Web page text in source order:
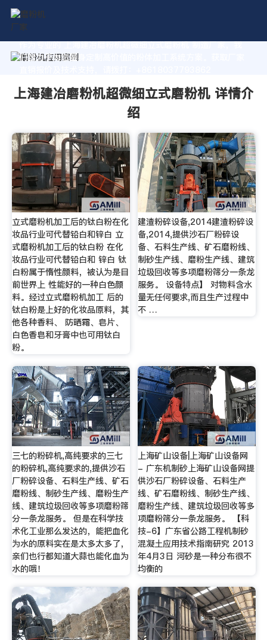
作为专业的 上海建冶磨粉机超微细立式磨粉机 制造厂家，我
们致力于为您量身定制高价值的粉体加工系统方案。获取厂家
上海建冶磨粉机超微细立式磨粉机 详情介
绍
立式磨粉机加工后的钛白粉在化
妆品行业可代替铅白和锌白 立
式磨粉机加工后的钛白粉 在化
妆品行业可代替铅白和 锌白 钛
白粉属于惰性颜料，被认为是目
前世界上 性能好的一种白色颜
料。经过立式磨粉机加工 后的
钛白粉是上好的化妆品原料，其
他各种香料、 防晒霜、皂片、
白色香皂和牙膏中也可用钛白
粉。
建渣粉碎设备,2014建渣粉碎设
备,2014,提供沙石厂粉碎设
备、石料生产线、矿石磨粉线、
制砂生产线、磨粉生产线、建筑
垃圾回收等多项磨粉筛分一条龙
服务。 设备特点】 对物料含水
量无任何要求,而且生产过程中
不 …
三七的粉碎机,高纯要求的三七
的粉碎机,高纯要求的,提供沙石
厂粉碎设备、石料生产线、矿石
磨粉线、制砂生产线、磨粉生产
线、建筑垃圾回收等多项磨粉筛
分一条龙服务。 但是在科学技
术化工业那么发达的，能把血化
为水的原料实在是太多太多了，
亲们也行都知道大蒜也能化血为
水的哦！
上海矿山设备|上海矿山设备网
- 广东机制砂上海矿山设备网提
供沙石厂粉碎设备、石料生产
线、矿石磨粉线、制砂生产线、
磨粉生产线、建筑垃圾回收等多
项磨粉筛分一条龙服务。 【科
技-6】广东省公路工程机制砂
混凝土应用技术指南研究 2013
年4月3日 河砂是一种分布很不
均衡的